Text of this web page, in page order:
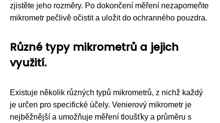
zjistěte jeho rozměry. Po dokončení měření nezapomeňte
mikrometr pečlivě očistit a uložit do ochranného pouzdra.
Různé typy mikrometrů a jejich
využití.
Existuje několik různých typů mikrometrů, z nichž každý
je určen pro specifické účely. Venierový mikrometr je
nejběžnější a umožňuje měření tloušťky a průměru s